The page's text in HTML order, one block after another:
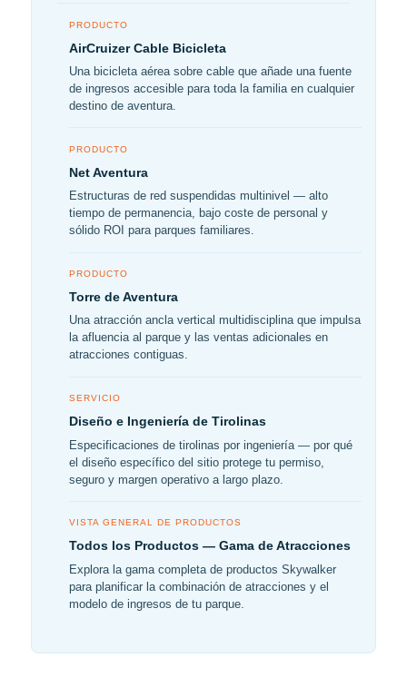
PRODUCTO
AirCruizer Cable Bicicleta
Una bicicleta aérea sobre cable que añade una fuente
de ingresos accesible para toda la familia en cualquier
destino de aventura.
PRODUCTO
Net Aventura
Estructuras de red suspendidas multinivel — alto
tiempo de permanencia, bajo coste de personal y
sólido ROI para parques familiares.
PRODUCTO
Torre de Aventura
Una atracción ancla vertical multidisciplina que impulsa
la afluencia al parque y las ventas adicionales en
atracciones contiguas.
SERVICIO
Diseño e Ingeniería de Tirolinas
Especificaciones de tirolinas por ingeniería — por qué
el diseño específico del sitio protege tu permiso,
seguro y margen operativo a largo plazo.
VISTA GENERAL DE PRODUCTOS
Todos los Productos — Gama de Atracciones
Explora la gama completa de productos Skywalker
para planificar la combinación de atracciones y el
modelo de ingresos de tu parque.